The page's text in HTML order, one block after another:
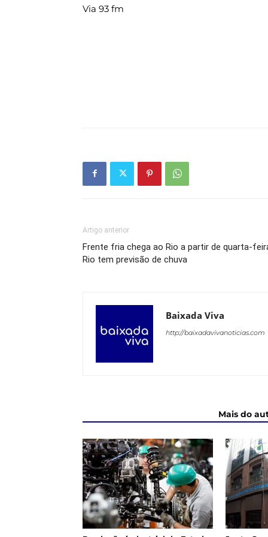
Via 93 fm
Artigo anterior
Frente fria chega ao Rio a partir de quarta-
Rio tem previsão de chuva
Baixada Viva
http://baixadavivanoticias.com
Mais do